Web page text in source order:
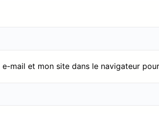
mail et mon site dans le navigateur